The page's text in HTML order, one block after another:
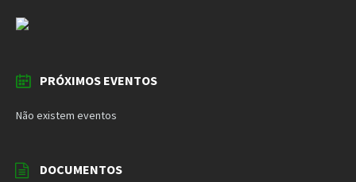
PRÓXIMOS EVENTOS
Não existem eventos
DOCUMENTOS